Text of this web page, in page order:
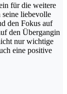
für die weitere
liebevolle
den Fokus auf
den Übergangin
nur wichtige
eine positive